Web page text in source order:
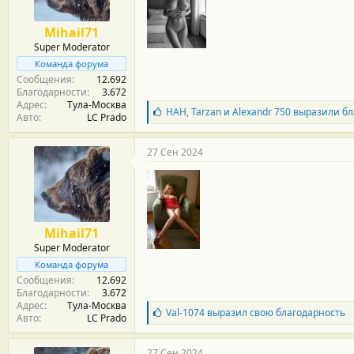
н
о
с
т
Mihail71
Super Moderator
Команда форума
Сообщения
12.692
Благодарности
3.672
Адрес
Тула-Москва
Авто
LC Prado
Б
л
а
г
о
д
а
р
н
о
с
т
НАН,Tarzanи Alexandr 750выразили
Mihail71
Super Moderator
Команда форума
Сообщения
12.692
Благодарности
3.672
Адрес
Тула-Москва
Авто
LC Prado
27 Сен 2024
Б
л
а
г
Val-1074выразил свою благодарность